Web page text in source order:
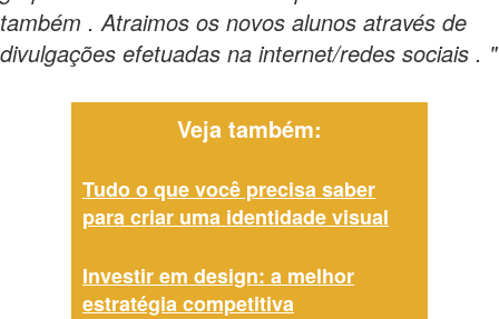
também . Atraimos os novos alunos através de
divulgações efetuadas na internet/redes sociais . "
Veja também:
Tudo o que você precisa saber
para criar uma identidade visual
Investir em design: a melhor
estratégia competitiva